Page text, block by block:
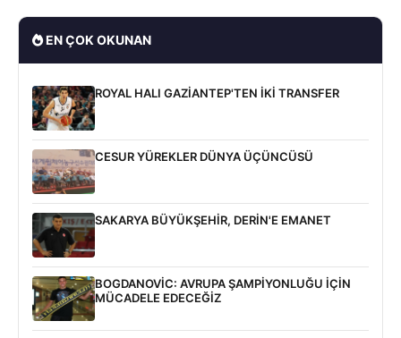
EN ÇOK OKUNAN
ROYAL HALI GAZİANTEP'TEN İKİ TRANSFER
CESUR YÜREKLER DÜNYA ÜÇÜNCÜSÜ
SAKARYA BÜYÜKŞEHİR, DERİN'E EMANET
BOGDANOVİC: AVRUPA ŞAMPİYONLUĞU İÇİN
MÜCADELE EDECEĞİZ